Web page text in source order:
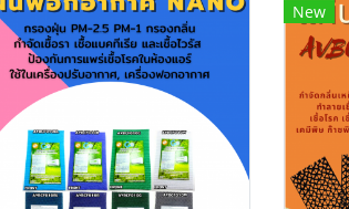
New